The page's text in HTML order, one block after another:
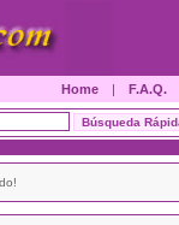
Home | F.A.Q.